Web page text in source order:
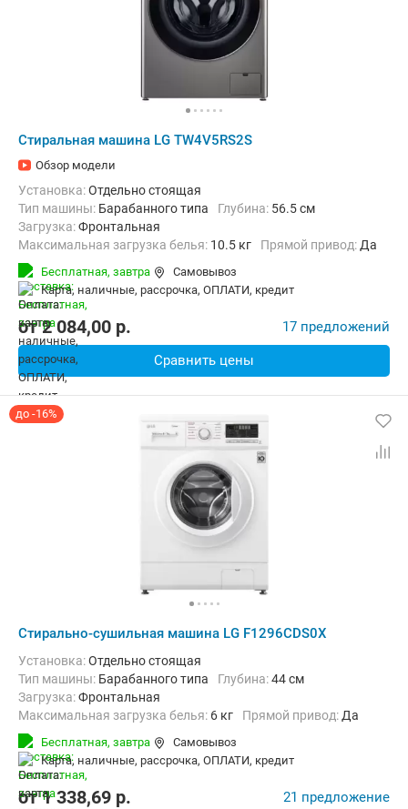
Стиральная машина LG TW4V5RS2S
Обзор модели
Установка:Отдельно стоящая
Тип машины: Барабанного типа Глубина: 56.5 см
загрузка:Фронтальная
Максимальная загрузка белья: 10.5 кг прямой привод: Да
Количество программ:
Материал бака:
Нерж. сталь
Дополнительные функции:
Возможность дозагрузки белья,
Безопасность:Защита от детей, Защита от протечек, Контроль
Ширина:60 см
Бесплатная, завтра
Самовывоз
карта, наличные, рассрочка, ОПЛАТИ, кредит
от2 084,00 p. 17 предложений
Сравнить цены
до -16%
Стирально-сушильная машина LG F1296CDS0X
Установка:Отдельно стоящая
Тип машины: Барабанного типа Глубина:44 см
загрузка:Фронтальная
Максимальная загрузка белья: 6 кг прямой привод: Да
Количество программ:
Сушка:Есть Материал бака:
Дополнительные функции:
Звуковой сигнал, Индикация
Безопасность:Защита от детей
Бесплатная, завтра
Самовывоз
карта, наличные, рассрочка, ОПЛАТИ, кредит
от1 338,69 p. 21 предложение